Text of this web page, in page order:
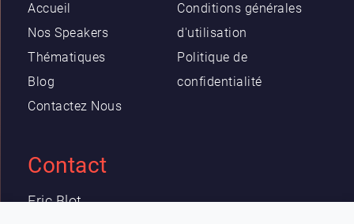
Accueil
Nos Speakers
Thématiques
Blog
Contactez Nous
Conditions générales
d'utilisation
Politique de
confidentialité
Contact
Eric Blot